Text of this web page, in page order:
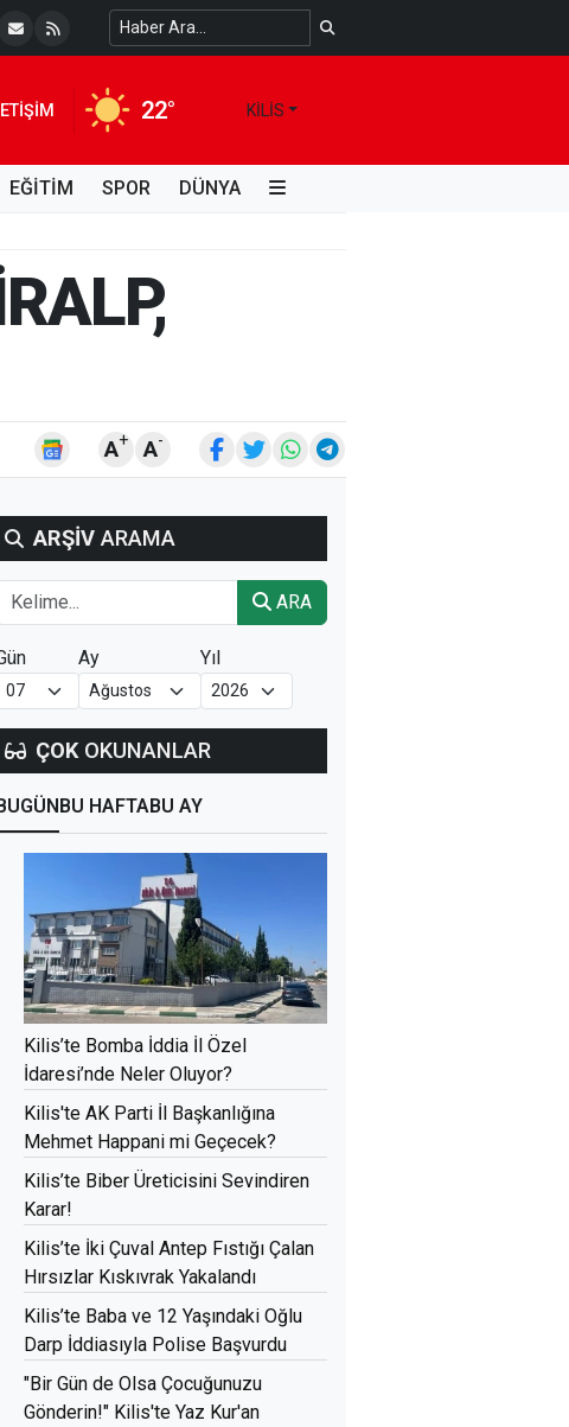
Dakika: Bursa Büyükşehir Belediyesi AK Parti'ye...
22° KILIS
EĞİTİM SPOR DÜNYA
A+ A-
ARŞİV ARAMA
ARA
Ay Yıl
ÇOK OKUNANLAR
BU HAFTABU AY
Kilis’te Bomba İddia İl Özel
İdaresi’nde Neler Oluyor?
Kilis'te AK Parti İl Başkanlığına
Mehmet Happani mi Geçecek?
Kilis’te Biber Üreticisini Sevindiren
Karar!
Kilis’te İki Çuval Antep Fıstığı Çalan
Hırsızlar Kıskıvrak Yakalandı
Kilis’te Baba ve 12 Yaşındaki Oğlu
Darp İddiasıyla Polise Başvurdu
"Bir Gün de Olsa Çocuğunuzu
Gönderin!" Kilis'te Yaz Kur'an